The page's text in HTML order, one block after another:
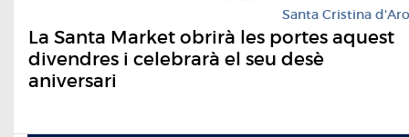
Santa Cristina d'Aro
La Santa Market obrirà les portes aquest
divendres i celebrarà el seu desè
aniversari